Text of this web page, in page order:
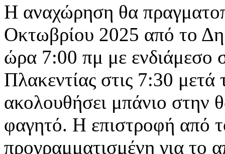
Η αναχώρηση θα
Οκτωβρίου 2025 από το
ώρα 7:00 πμ με ενδιάμεσο
Πλακεντίας στις 7:30 μετά
ακολουθήσει μπάνιο στην
φαγητό. Η επιστροφή από
προγραμματισμένη για το